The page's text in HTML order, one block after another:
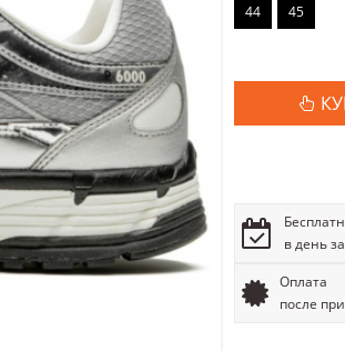
44 45
в день
Оплата
после